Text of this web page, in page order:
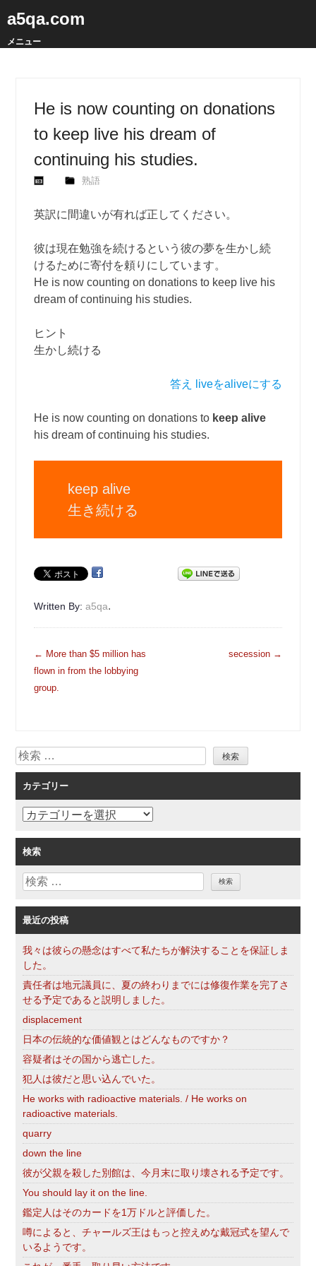
a5qa.com
メニュー
He is now counting on donations
to keep live his dream of
continuing his studies.
熟語
英訳に間違いが有れば正してください。
彼は現在勉強を続けるという彼の夢を生かし続
けるために寄付を頼りにしています。
He is now counting on donations to keep live his
dream of continuing his studies.
ヒント
生かし続ける
答え liveをaliveにする
He is now counting on donations to keep alive
his dream of continuing his studies.
keep alive
生き続ける
Written By:a5qa.
投
稿
ナ
シ
ョ
ン
← More than $5 million has
flown in from the lobbying
group.
secession →
検
索
カテゴリー
カ
ゴ
リ
ー
検索
検
最近の投稿
我々は彼らの懸念はすべて私たちが解決することを保証しま
した。
責任者は地元議員に、夏の終わりまでには修復作業を完了さ
せる予定であると説明しました。
displacement
日本の伝統的な価値観とはどんなものですか？
容疑者はその国から逃亡した。
犯人は彼だと思い込んでいた。
He works with radioactive materials. / He works on
radioactive materials.
quarry
down the line
彼が父親を殺した別館は、今月末に取り壊される予定です。
You should lay it on the line.
鑑定人はそのカードを1万ドルと評価した。
噂によると、チャールズ王はもっと控えめな戴冠式を望んで
いるようです。